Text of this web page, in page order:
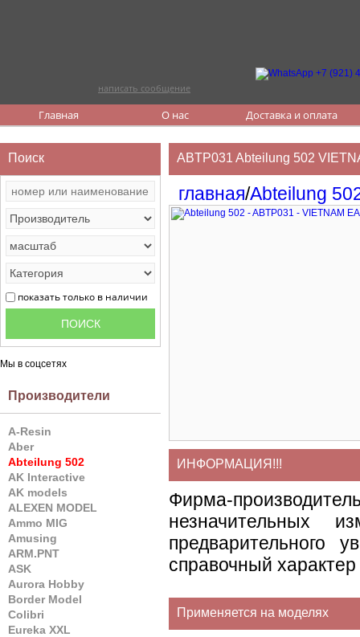
написать сообщение
Главная О нас Доставка и оплата
Поиск
показать только в наличии
Мы в соцсетях
Производители
A-Resin
Aber
Abteilung 502
AK Interactive
AK models
ALEXEN MODEL
Ammo MIG
Amusing
ARM.PNT
ASK
Aurora Hobby
Border Model
Colibri
Eureka XXL
ABTP031 Abteilung 502
главная/Abteilung
ИНФОРМАЦИЯ!!!
Фирма-
незначительных
предварительного
справочный
Применяется на моделях